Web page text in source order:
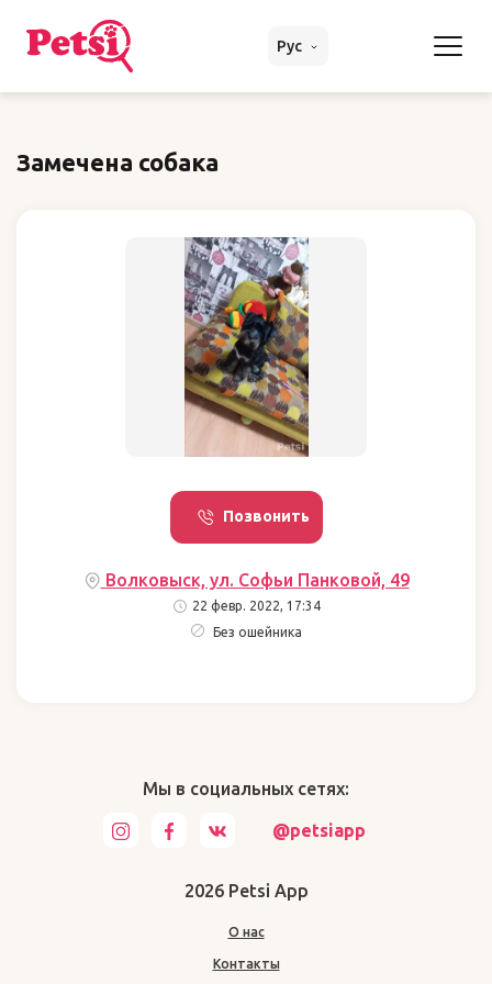
Рус
Замечена собака
Позвонить
Волковыск, ул. Софьи Панковой, 49
22 февр. 2022, 17:34
Без ошейника
Мы в социальных сетях:
@petsiapp
2026 Petsi App
О нас
Контакты